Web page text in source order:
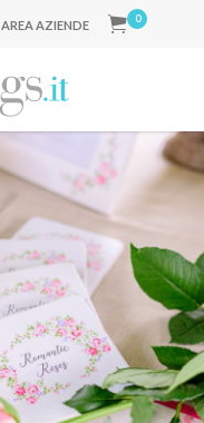
AREA AZIENDE 0